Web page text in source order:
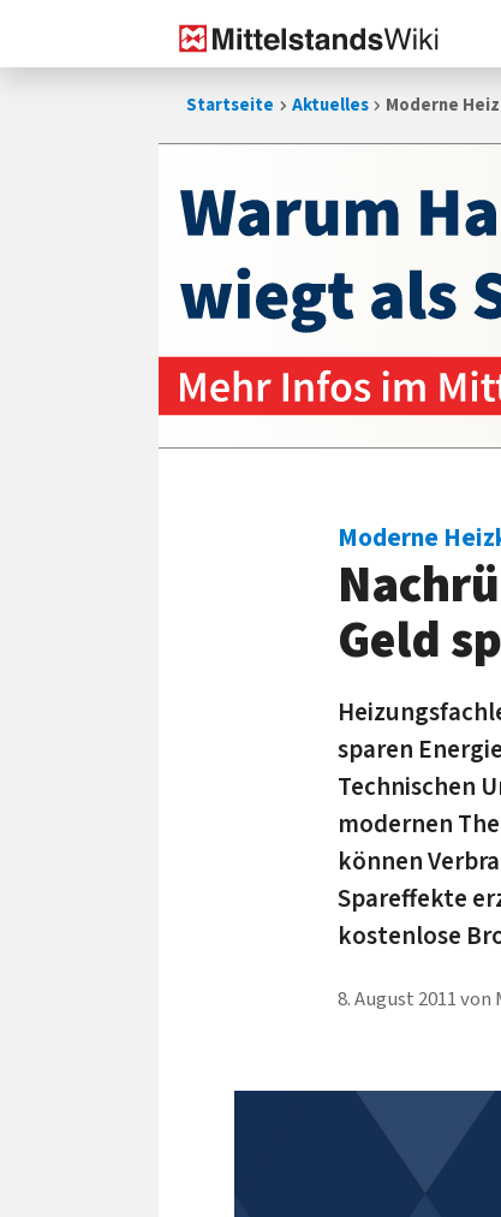
Startseite Aktuelles Moderne
Moderne
Geld
sparen
Technischen
modernen
können
Spareffekte
kostenlose
8. August 2011von